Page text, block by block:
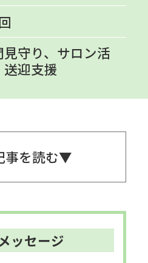
見守り、サロン活
送迎支援
事を読む
ッセージ